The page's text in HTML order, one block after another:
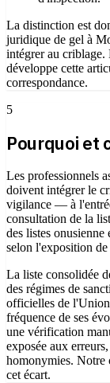
La distinction est
juridique de gel à
intégrer au criblage.
développe cette
correspondance.
5
Pourquoi et
Les professionnels
doivent intégrer le
vigilance — à
consultation de la
des listes onusienne
selon l'exposition
La liste consolidée
des régimes de
officielles de
fréquence de ses
une vérification
exposée aux
homonymies. Notre
cet écart.